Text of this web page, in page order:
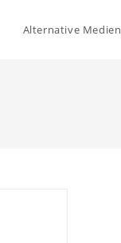
Alternative Medien